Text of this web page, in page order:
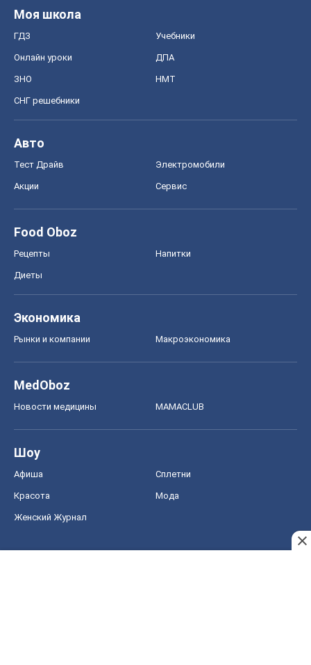
Моя школа
ГДЗ Учебники
Онлайн уроки ДПА
ЗНО НМТ
СНГ решебники
Авто
Тест Драйв Электромобили
Акции Сервис
Food Oboz
Рецепты Напитки
Диеты
Экономика
Рынки и компании Mакроэкономика
MedOboz
Новости медицины MAMACLUB
Шоу
Афиша Сплетни
Красота Мода
Женский Журнал